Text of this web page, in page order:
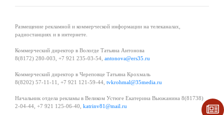
Размещение рекламной и коммерческой информации на телеканалах,
радиостанциях и в интернете.
Коммерческий директор в Вологде Татьяна Антонова
8(8172) 280-003, +7 921 235-03-54, antonova@ers35.ru
Коммерческий директор в Череповце Татьяна Крохмаль
8(8202) 57-11-11, +7 921 121-59-44, tvkrohmal@35media.ru
Начальник отдела рекламы в Великом Устюге Екатерина Вьюжанина 8(81738)
2-04-44, +7 921 125-06-40, katrinv81@mail.ru